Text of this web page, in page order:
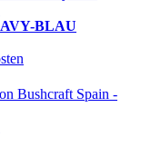
BLAU